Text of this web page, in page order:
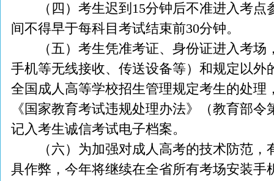
（四）考生迟到15分钟后不准进入考点
间不得早于每科目考试结束前30分钟。
（五）考生凭准考证、身份证进入考场
手机等无线接收、传送设备等）和规定以外
全国成人高等学校招生管理规定考生的处理
《国家教育考试违规处理办法》（教育部
记入考生诚信考试电子档案。
（六）为加强对成人高考的技术防范，
具作弊，今年将继续在全省所有考场安装手